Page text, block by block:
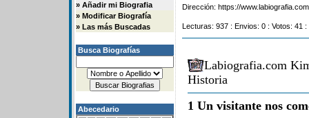
» Añadir mi Biografia
» Modificar Biografía
» Las más Buscadas
Busca Biografías
Abecedario
Dirección: https://
Lecturas: 937 : Envios: 0 : Votos: 41
Labiografia.com
Historia
1 Un visitante nos